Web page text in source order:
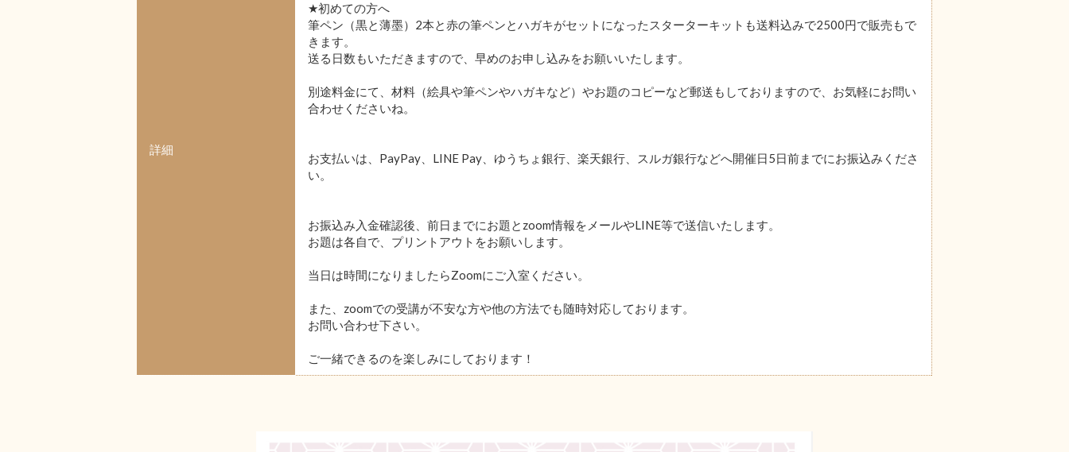
詳細
★初めての方へ
筆ペン（黒と薄墨）2本と赤の筆ペンとハガキがセットになったスターターキットも送料込みで2500円で販売もで
きます。
送る日数もいただきますので、早めのお申し込みをお願いいたします。
別途料金にて、材料（絵具や筆ペンやハガキなど）やお題のコピーなど郵送もしておりますので、お気軽にお問い
合わせくださいね。
お支払いは、PayPay、LINE Pay、ゆうちょ銀行、楽天銀行、スルガ銀行などへ開催日5日前までにお振込みくださ
い。
お振込み入金確認後、前日までにお題とzoom情報をメールやLINE等で送信いたします。
お題は各自で、プリントアウトをお願いします。
当日は時間になりましたらZoomにご入室ください。
また、zoomでの受講が不安な方や他の方法でも随時対応しております。
お問い合わせ下さい。
ご一緒できるのを楽しみにしております！